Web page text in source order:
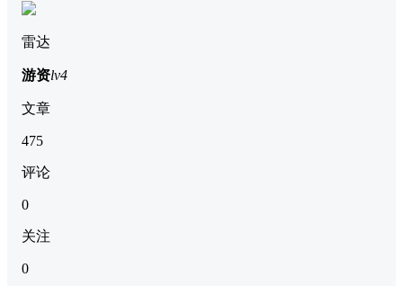
雷达
游资lv4
文章
475
评论
0
关注
0